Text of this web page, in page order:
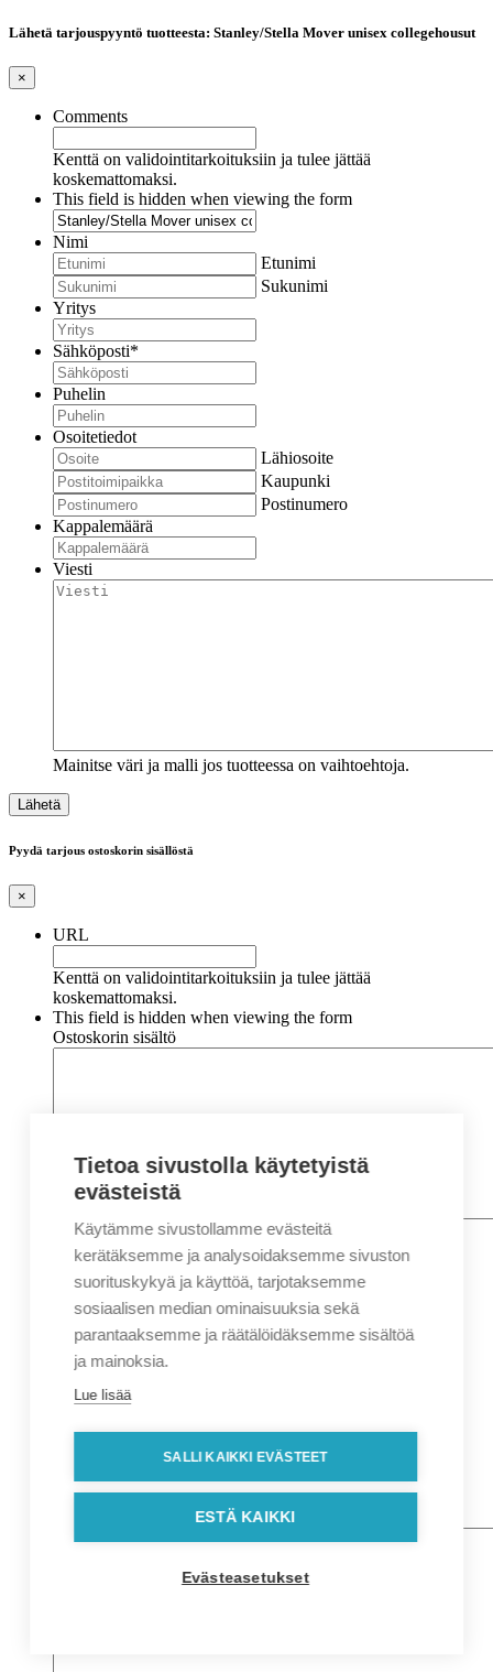
Lähetä tarjouspyyntö tuotteesta: Stanley/Stella Mover unisex collegehousut
×
Comments
Kenttä on validointitarkoituksiin ja tulee jättää
koskemattomaksi.
This field is hidden when viewing the form
Nimi
Etunimi
Sukunimi
Yritys
Sähköposti*
Puhelin
Osoitetiedot
Lähiosoite
Kaupunki
Postinumero
Kappalemäärä
Viesti
Mainitse väri ja malli jos tuotteessa on vaihtoehtoja.
Pyydä tarjous ostoskorin sisällöstä
×
URL
Kenttä on validointitarkoituksiin ja tulee jättää
koskemattomaksi.
This field is hidden when viewing the form
Ostoskorin sisältö
Nimi*
Etunimi
Sukunimi
Sähköposti*
Puhelin*
Osoitetiedot
Lähiosoite
Postinumero
Tietoa sivustolla käytetyistä
evästeistä
Käytämme sivustollamme evästeitä
kerätäksemme ja analysoidaksemme sivuston
suorituskykyä ja käyttöä, tarjotaksemme
sosiaalisen median ominaisuuksia sekä
parantaaksemme ja räätälöidäksemme sisältöä
ja mainoksia.
Lue lisää
SALLI KAIKKI EVÄSTEET
ESTÄ KAIKKI
Evästeasetukset